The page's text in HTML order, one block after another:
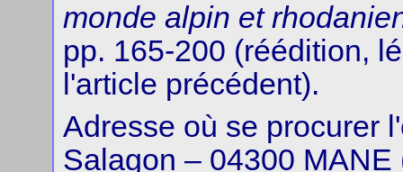
monde alpin et
pp. 165-200 (réédition,
l'article précédent).
Adresse où se procurer
Salagon – 04300 MANE